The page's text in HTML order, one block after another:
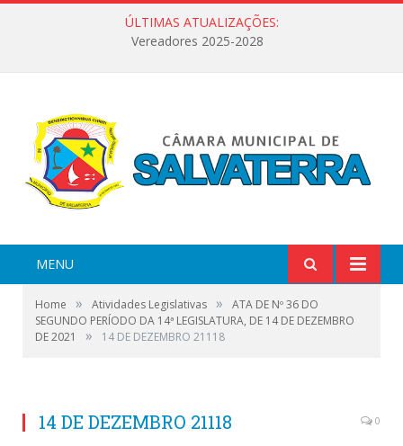
ÚLTIMAS ATUALIZAÇÕES:
Vereadores 2025-2028
MENU
Home » Atividades Legislativas »
ATA DE Nº 36 DO
SEGUNDO PERÍODO DA 14ª LEGISLATURA, DE 14 DE DEZEMBRO
DE 2021
» 14 DE DEZEMBRO 21118
14 DE DEZEMBRO 21118 0